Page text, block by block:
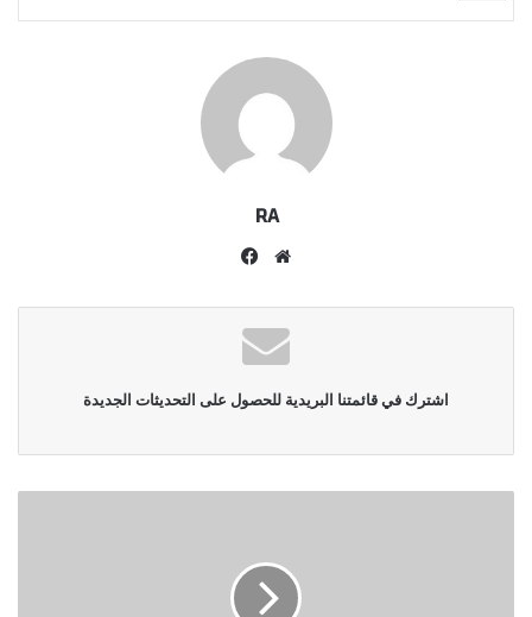
RA
موقع
اشترك في قائمتنا البريدية للحصول على التحديثات الجديدة